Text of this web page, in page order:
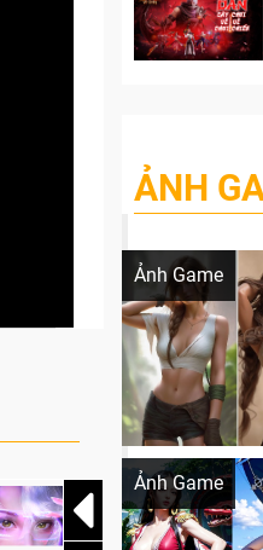
ẢNH
Ảnh Game
Lala Croft
Ảnh Game
Khi AI